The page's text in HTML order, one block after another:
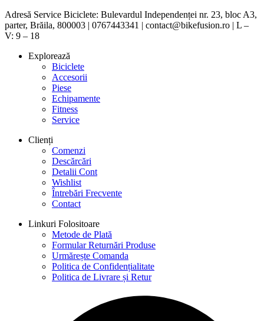
Adresă Service Biciclete: Bulevardul Independenței nr. 23, bloc A3,
parter, Brăila, 800003 | 0767443341 | contact@bikefusion.ro | L –
V: 9 – 18
Explorează
Biciclete
Accesorii
Piese
Echipamente
Fitness
Service
Clienți
Comenzi
Descărcări
Detalii Cont
Wishlist
Întrebări Frecvente
Contact
Linkuri Folositoare
Metode de Plată
Formular Returnări Produse
Urmărește Comanda
Politica de Confidențialitate
Politica de Livrare și Retur